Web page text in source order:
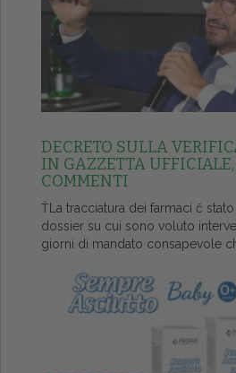
DECRETO SULLA
IN GAZZETTA
COMMENTI
ŤLa tracciatura dei farmaci č
dossier su cui sono voluto
giorni di mandato consapevole